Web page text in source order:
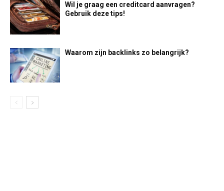
Wil je graag een creditcard aanvragen?
Gebruik deze tips!
Waarom zijn backlinks zo belangrijk?